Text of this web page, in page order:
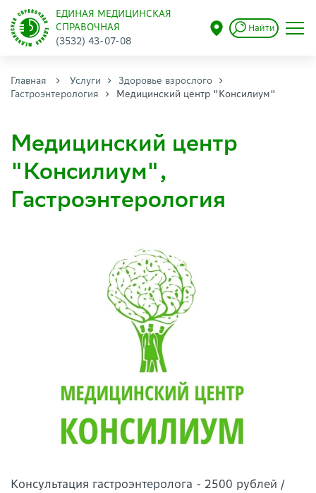
ЕДИНАЯ МЕДИЦИНСКАЯ
СПРАВОЧНАЯ
(3532) 43-07-08
Найти
Главная Услуги
Здоровье взрослого
Гастроэнтерология
Медицинский центр "Консилиум"
Медицинский центр
"Консилиум",
Гастроэнтерология
Консультация гастроэнтеролога - 2500 рублей /